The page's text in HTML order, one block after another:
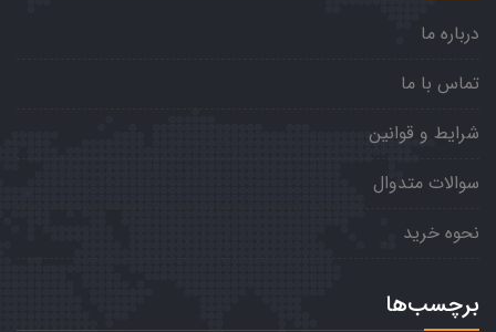
درباره ما
تماس با ما
شرایط و قوانین
سوالات متدوال
نحوه خرید
برچسب‌ها